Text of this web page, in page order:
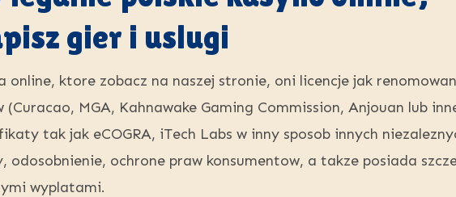
gier i uslugi
online, ktore zobacz na naszej stronie, oni licencje jak
MGA, Kahnawake Gaming Commission, Anjouan lub
tak jak eCOGRA, iTech Labs w inny sposob innych
odosobnienie, ochrone praw konsumentow, a takze posiada
wyplatami.